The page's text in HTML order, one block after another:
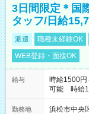
3日間限定＊国
タッフ/日給
派遣 職種未経験OK
WEB登録・面接OK
給与
時給1500円
可能 時給
働8時間を
勤務地
浜松市中央